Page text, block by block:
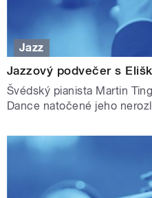
Jazz
Jazzový podvečer s
Švédský pianista Martin
Dance natočené jeho